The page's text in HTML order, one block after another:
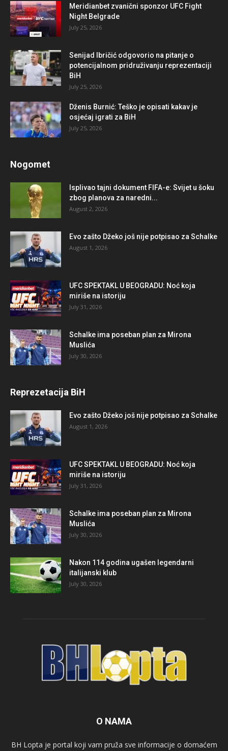
Meridianbet zvanični sponzor UFC Fight
Night Belgrade
July 25, 2026
Senijad Ibričić odgovorio na pitanje o
potencijalnom pridruživanju reprezentaciji
BiH
July 25, 2026
Dženis Burnić: Teško je opisati kakav je
osjećaj igrati za BiH
July 25, 2026
Nogomet
Isplivao tajni dokument FIFA-e: Svijet u šoku
zbog planova za naredni...
August 2, 2026
Evo zašto Džeko još nije potpisao za Schalke
August 1, 2026
UFC SPEKTAKL U BEOGRADU: Noć koja
miriše na istoriju
July 31, 2026
Schalke ima poseban plan za Mirona
Muslića
July 30, 2026
Reprezetacija BiH
Evo zašto Džeko još nije potpisao za Schalke
August 1, 2026
UFC SPEKTAKL U BEOGRADU: Noć koja
miriše na istoriju
July 31, 2026
Schalke ima poseban plan za Mirona
Muslića
July 30, 2026
Nakon 114 godina ugašen legendarni
italijanski klub
July 30, 2026
O NAMA
BH Lopta je portal koji vam pruža sve informacije o domaćem